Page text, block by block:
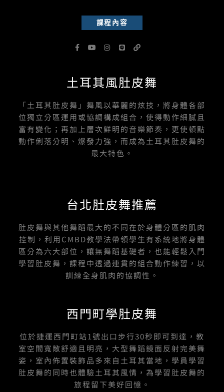
課程內容
F
a
o
o
f
Y
o
b
e
I
n
g
r
L
i
L
i
土耳其風肚皮舞
「土耳其肚皮舞」舞風以華麗的炫技，將身體各部
位獨立分區運用或協調構成組合，使得動作細膩且
富有變化；再加上層次鮮明的音樂節奏，更使頓點
動作俐落分明、爆發力強，而成為土耳其肚皮舞的
最大特色。
台北肚皮舞推薦
肚皮舞與其他舞蹈最大的不同在於身體分區的肌肉
控制，利用CMBD教學法帶領學生有系統地將身體
區分為六大部位，讓無舞蹈基礎者，也能輕鬆入門
學習肚皮舞，課程中透過連貫的組合動作練習，以
訓練全身肌肉的協調性。
西門町學肚皮舞
位於捷運西門町站1號出口步行30秒即可到達，教
室空間寬敞舒適且明亮，大型舞蹈鏡面反射完美舞
姿，室內佈置裝飾品多來自土耳其當地，學員學習
肚皮舞的同時也體驗土耳其風情，為學習肚皮舞的
旅程留下美好回憶。